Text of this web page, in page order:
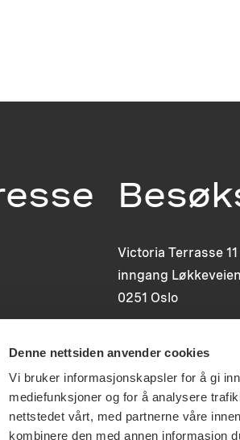
Denne nettsiden anvender cookies
Vi bruker informasjonskapsler for å gi
mediefunksjoner og for å analysere
nettstedet vårt, med partnerne våre
kombinere den med annen informasjon
Victoria Terrasse 11
inngang
0251 Oslo